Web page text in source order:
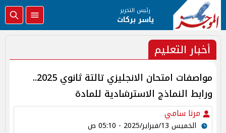
رئيس التحرير
ياسر بركات
أخبار التعليم
مواصفات امتحان الانجليزي تالتة ثانوي 2025..
ورابط النماذج الاسترشادية للمادة
مرنا سامي
الخميس 13/فبراير/2025 - 05:10 ص